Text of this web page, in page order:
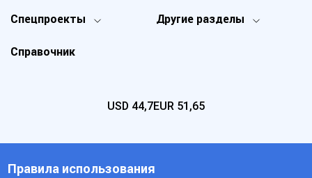
Спецпроекты Другие разделы
Справочник
USD 44,7EUR 51,65
Правила использования